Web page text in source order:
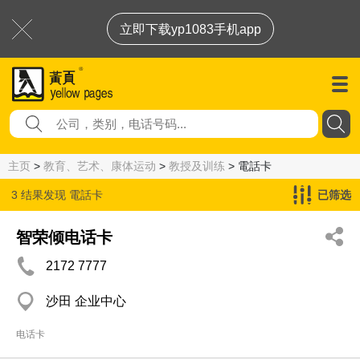
立即下载yp1083手机app
主页 > 教育、艺术、康体运动 > 教授及训练 > 電話卡
3 结果发现 電話卡 已筛选
智荣倾电话卡
2172 7777
沙田 企业中心
电话卡